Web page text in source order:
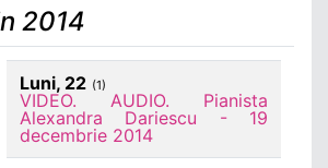
2014
Luni, 22 (1)
VIDEO. AUDIO. Pianista
Alexandra Dariescu - 19
decembrie 2014